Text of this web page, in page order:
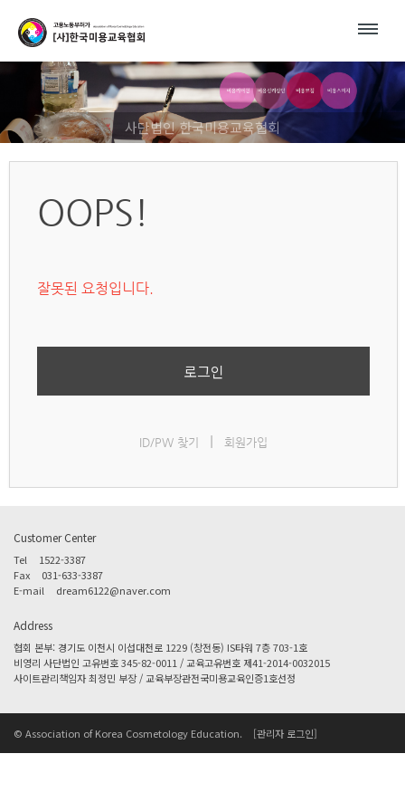
사단법인 한국미용교육협회
OOPS!
잘못된 요청입니다.
로그인
ID/PW 찾기 | 회원가입
Customer Center
Tel
1522-3387
Fax
031-633-3387
E-mail
dream6122@naver.com
Address
협회 본부: 경기도 이천시 이섭대천로 1229 (창전동) IS타워 7층 703-1호
비영리 사단법인 고유번호 345-82-0011 / 교육고유번호 제41-2014-0032015
사이트관리책임자 최정민 부장 / 교육부장관전국미용교육인증1호선정
© Association of Korea Cosmetology Education. [관리자 로그인]